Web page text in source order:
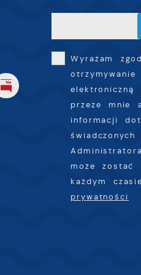
Wyrażam
otrzymywanie
elektroniczną
przeze mnie
informacji
świadczonych
może zostać
każdym
prywatności